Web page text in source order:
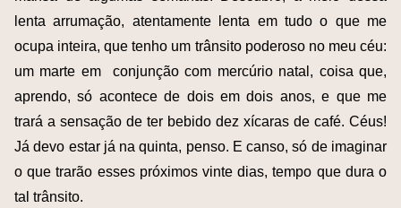
lenta arrumação, atentamente lenta em tudo o que me
ocupa inteira, que tenho um trânsito poderoso no meu céu:
um marte em conjunção com mercúrio natal, coisa que,
aprendo, só acontece de dois em dois anos, e que me
trará a sensação de ter bebido dez xícaras de café. Céus!
Já devo estar já na quinta, penso. E canso, só de imaginar
o que trarão esses próximos vinte dias, tempo que dura o
tal trânsito.